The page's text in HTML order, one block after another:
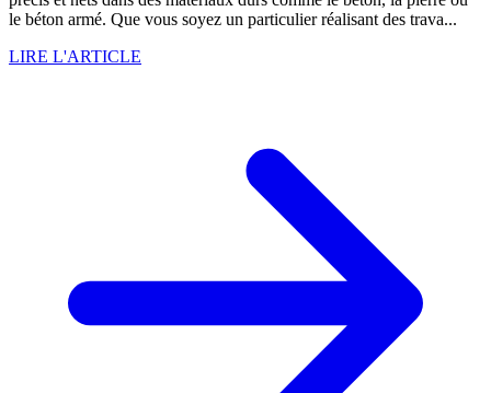
le béton armé. Que vous soyez un particulier réalisant des trava...
LIRE L'ARTICLE